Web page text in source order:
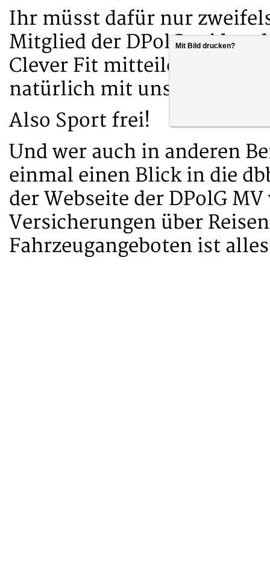
Ihr müsst dafür nur
Mitglied der DPolG seid
Clever Fit mitteilen. Am
natürlich mit unserem
Also Sport frei!
Und wer auch in anderen
einmal einen Blick in die
der Webseite der DPolG
Versicherungen über
Fahrzeugangeboten ist
Mit Bild drucken?